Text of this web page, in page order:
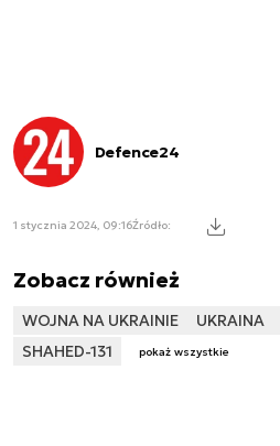
Defence24
1 stycznia 2024, 09:16Źródło:
Zobacz również
WOJNA NA UKRAINIE UKRAINA
SHAHED-131
pokaż wszystkie